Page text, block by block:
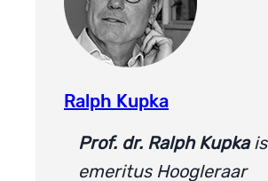
Ralph Kupka
Prof. dr. Ralph Kupkais
emeritus Hoogleraar